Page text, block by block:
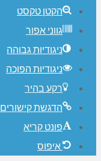
הקטן טקסט
גווני אפור
ניגודיות גבוהה
ניגודיות הפוכה
רקע בהיר
הדגשת קישורים
פונט קריא
איפוס